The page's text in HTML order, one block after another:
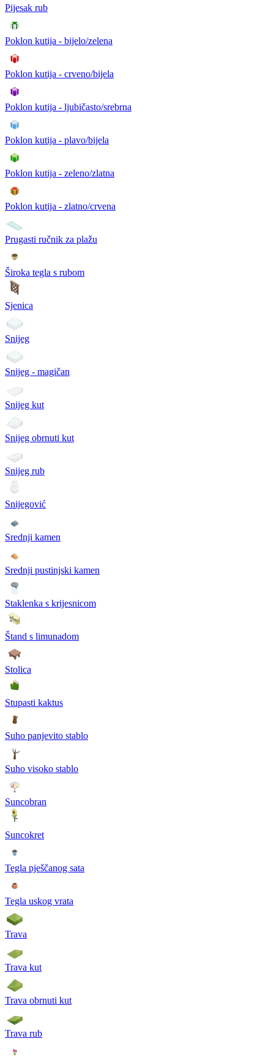
Pijesak rub
Poklon kutija - bijelo/zelena
Poklon kutija - crveno/bijela
Poklon kutija - ljubičasto/srebrna
Poklon kutija - plavo/bijela
Poklon kutija - zeleno/zlatna
Poklon kutija - zlatno/crvena
Prugasti ručnik za plažu
Široka tegla s rubom
Sjenica
Snijeg
Snijeg - magičan
Snijeg kut
Snijeg obrnuti kut
Snijeg rub
Snijegović
Srednji kamen
Srednji pustinjski kamen
Staklenka s krijesnicom
Štand s limunadom
Stolica
Stupasti kaktus
Suho panjevito stablo
Suho visoko stablo
Suncobran
Suncokret
Tegla pješčanog sata
Tegla uskog vrata
Trava
Trava kut
Trava obrnuti kut
Trava rub